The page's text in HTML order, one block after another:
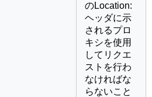
のLocation:
ヘッダに示
されるプロ
キシを使用
してリクエ
ストを行わ
なければな
らないこと